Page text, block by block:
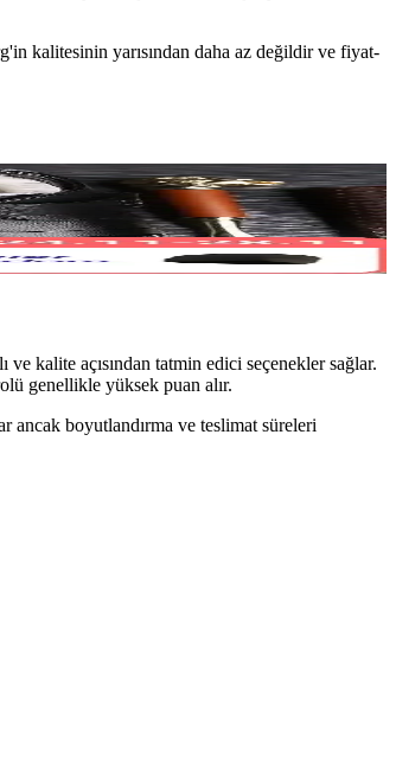
kalitesinin yarısından daha az değildir ve fiyat-
değerlendirilerek seçim kriterleri sunuluyor.
kalite açısından tatmin edici seçenekler sağlar.
genellikle yüksek puan alır.
ancak boyutlandırma ve teslimat süreleri